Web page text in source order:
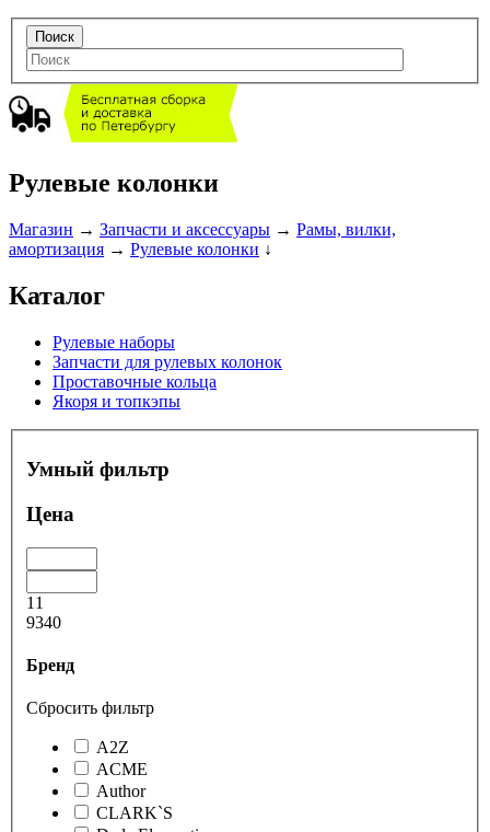
Рулевые колонки
Магазин → Запчасти и аксессуары → Рамы, вилки,
амортизация → Рулевые колонки ↓
Каталог
Рулевые наборы
Запчасти для рулевых колонок
Проставочные кольца
Якоря и топкэпы
Умный фильтр
Цена
11
9340
Бренд
Сбросить фильтр
A2Z
ACME
Author
CLARK`S